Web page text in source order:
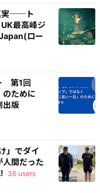
実──ト
最高峰ジ
ロー
第1回
のために
出版
」でダイ
人間だった
36 users